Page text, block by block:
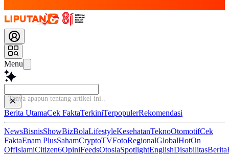
Menu
Tanya apapun tentang artike
Berita UtamaCek FaktaTerkiniTerpopulerRekomendasi
NewsBisnisShowBizBolaLifestyleKesehatanTeknoOtomotifCek
FaktaEnam PlusSahamCryptoTVFotoRegionalGlobalHotOn
OffIslamiCitizen6OpiniFeedsOtosiaSpotlightEnglishDisabilitasBerita